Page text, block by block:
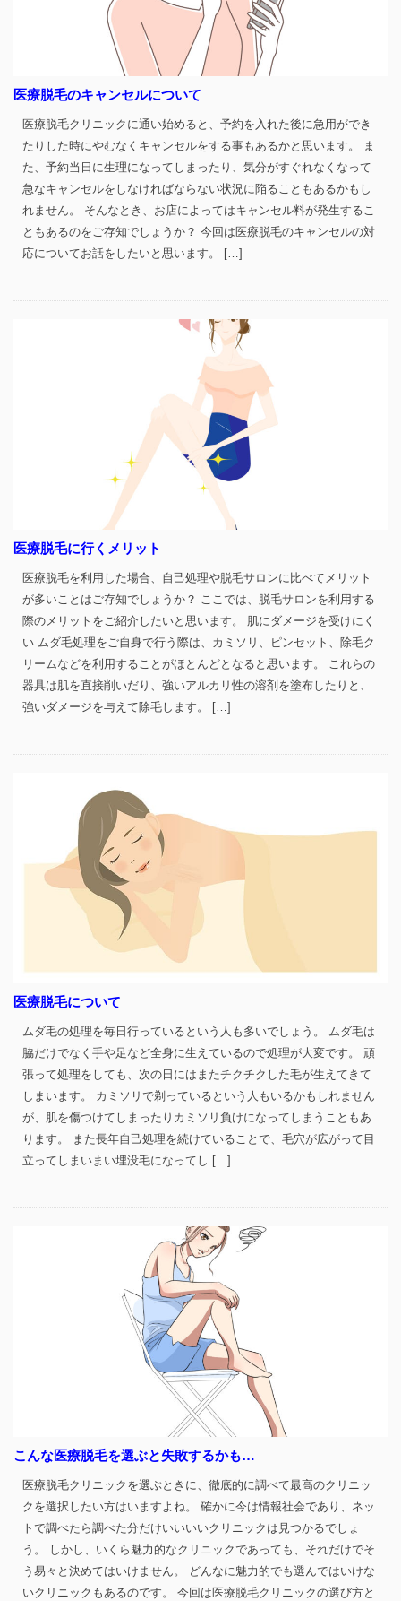
医療脱毛のキャンセルについて
医療脱毛クリニックに通い始めると、予約を入れた後に急用ができ
たりした時にやむなくキャンセルをする事もあるかと思います。 ま
た、予約当日に生理になってしまったり、気分がすぐれなくなって
急なキャンセルをしなければならない状況に陥ることもあるかもし
れません。 そんなとき、お店によってはキャンセル料が発生するこ
ともあるのをご存知でしょうか？ 今回は医療脱毛のキャンセルの対
応についてお話をしたいと思います。 […]
医療脱毛に行くメリット
医療脱毛を利用した場合、自己処理や脱毛サロンに比べてメリット
が多いことはご存知でしょうか？ ここでは、脱毛サロンを利用する
際のメリットをご紹介したいと思います。 肌にダメージを受けにく
い ムダ毛処理をご自身で行う際は、カミソリ、ピンセット、除毛ク
リームなどを利用することがほとんどとなると思います。 これらの
器具は肌を直接削いだり、強いアルカリ性の溶剤を塗布したりと、
強いダメージを与えて除毛します。 […]
医療脱毛について
ムダ毛の処理を毎日行っているという人も多いでしょう。 ムダ毛は
脇だけでなく手や足など全身に生えているので処理が大変です。 頑
張って処理をしても、次の日にはまたチクチクした毛が生えてきて
しまいます。 カミソリで剃っているという人もいるかもしれません
が、肌を傷つけてしまったりカミソリ負けになってしまうこともあ
ります。 また長年自己処理を続けていることで、毛穴が広がって目
立ってしまいまい埋没毛になってし […]
こんな医療脱毛を選ぶと失敗するかも…
医療脱毛クリニックを選ぶときに、徹底的に調べて最高のクリニッ
クを選択したい方はいますよね。 確かに今は情報社会であり、ネッ
トで調べたら調べた分だけいいいいクリニックは見つかるでしょ
う。 しかし、いくら魅力的なクリニックであっても、それだけでそ
う易々と決めてはいけません。 どんなに魅力的でも選んではいけな
いクリニックもあるのです。 今回は医療脱毛クリニックの選び方と